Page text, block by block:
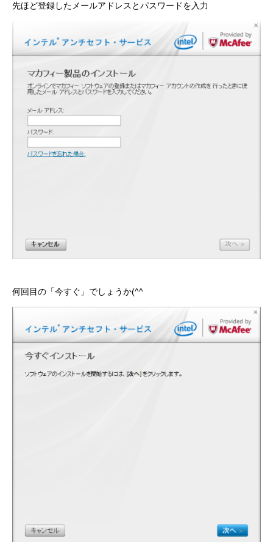
先ほど登録したメールアドレスとパスワードを入力
何回目の「今すぐ」でしょうか(^^ゞ